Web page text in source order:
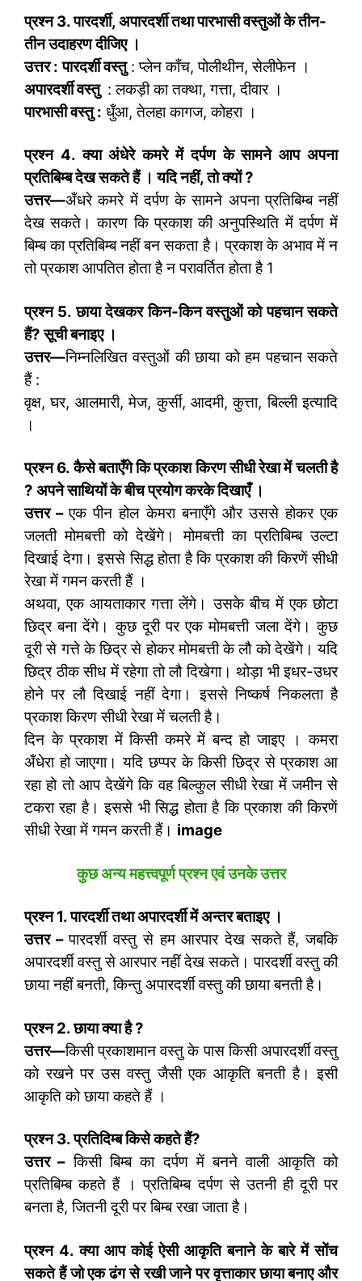
प्रश्न3.पारदर्शी,अपारदर्शी तथा पारभासी वस्तुओं के तीन-
तीन उदाहरण दीजिए ।
उत्तर : पारदर्शी वस्तु: प्लेन काँच, पोलीथीन, सेलीफेन ।
अपारदर्शी वस्तु : लकड़ी का तक्था, गत्ता, दीवार ।
पारभासी वस्तु : धुँआ, तेलहा कागज, कोहरा ।
प्रश्न 4.क्या अंधेरे कमरे में दर्पण के सामने आप अपना
प्रतिबिम्ब देख सकते हैं । यदि नहीं,तो क्यों?
उत्तर—अँधरे कमरे में दर्पण के सामने अपना प्रतिबिम्ब नहीं
देख सकते। कारण कि प्रकाश की अनुपस्थिति में दर्पण में
बिम्ब का प्रतिबिम्ब नहीं बन सकता है। प्रकाश के अभाव में न
तो प्रकाश आपतित होता है न परावर्तित होता है 1
प्रश्न 5.छाया देखकर किन-किन वस्तुओं को पहचान सकते
हैं?सूची बनाइए ।
उत्तर—निम्नलिखित वस्तुओं की छाया को हम पहचान सकते
हैं :
वृक्ष, घर, आलमारी, मेज, कुर्सी, आदमी, कुत्ता, बिल्ली इत्यादि
।
प्रश्न6.कैसे बताएँगे कि प्रकाश किरण सीधी रेखा में चलती है
? अपने साथियों के बीच प्रयोग करके दिखाएँ ।
उत्तर –एक पीन होल केमरा बनाएँगे और उससे होकर एक
जलती मोमबत्ती को देखेंगे। मोमबत्ती का प्रतिबिम्ब उल्टा
दिखाई देगा। इससे सिद्ध होता है कि प्रकाश की किरणें सीधी
रेखा में गमन करती हैं ।
अथवा, एक आयताकार गत्ता लेंगे। उसके बीच में एक छोटा
छिद्र बना देंगे। कुछ दूरी पर एक मोमबत्ती जला देंगे। कुछ
दूरी से गत्ते के छिद्र से होकर मोमबत्ती के लौ को देखेंगे। यदि
छिद्र ठीक सीध में रहेगा तो लौ दिखेगा। थोड़ा भी इधर-उधर
होने पर लौ दिखाई नहीं देगा। इससे निष्कर्ष निकलता है
प्रकाश किरण सीधी रेखा में चलती है।
दिन के प्रकाश में किसी कमरे में बन्द हो जाइए । कमरा
अँधेरा हो जाएगा। यदि छप्पर के किसी छिद्र से प्रकाश आ
रहा हो तो आप देखेंगे कि वह बिल्कुल सीधी रेखा में जमीन से
टकरा रहा है। इससे भी सिद्ध होता है कि प्रकाश की किरणें
सीधी रेखा में गमन करती हैं। image
कुछ अन्य महत्त्वपूर्ण प्रश्न एवं उनके उत्तर
प्रश्न1.पारदर्शी तथा अपारदर्शी में अन्तर बताइए ।
उत्तर –पारदर्शी वस्तु से हम आरपार देख सकते हैं, जबकि
अपारदर्शी वस्तु से आरपार नहीं देख सकते। पारदर्शी वस्तु की
छाया नहीं बनती, किन्तु अपारदर्शी वस्तु की छाया बनती है।
प्रश्न2.छाया क्या है?
उत्तर—किसी प्रकाशमान वस्तु के पास किसी अपारदर्शी वस्तु
को रखने पर उस वस्तु जैसी एक आकृति बनती है। इसी
आकृति को छाया कहते हैं ।
प्रश्न3.प्रतिदिम्ब किसे कहते हैं?
उत्तर –किसी बिम्ब का दर्पण में बनने वाली आकृति को
प्रतिबिम्ब कहते हैं । प्रतिबिम्ब दर्पण से उतनी ही दूरी पर
बनता है, जितनी दूरी पर बिम्ब रखा जाता है।
प्रश्न 4.क्या आप कोई ऐसी आकृति बनाने के बारे में सोंच
सकते हैं जो एक ढंग से रखी जाने पर वृत्ताकार छाया बनाए और